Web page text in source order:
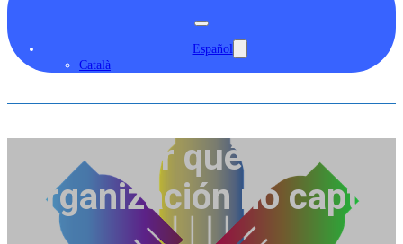
Español
Català
Por qué tu
organización no capta